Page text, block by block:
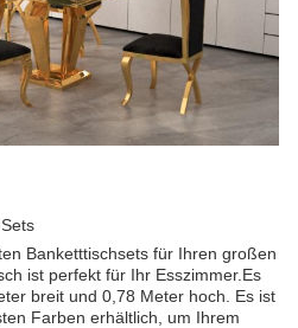
Banketttischsets für Ihren großen
ist perfekt für Ihr Esszimmer.Es
breit und 0,78 Meter hoch. Es ist
Farben erhältlich, um Ihrem